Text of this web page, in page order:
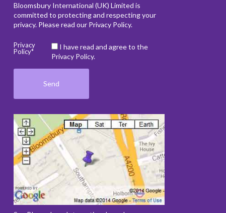
Bloomsbury International (UK) Limited is
committed to protecting and respecting your
privacy. Please read our Privacy Policy.
Privacy
Policy*
I have read and agree to the
Privacy Policy.